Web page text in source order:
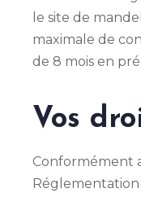
le site de
maximale de
de 8 mois en
Vos
Conformément